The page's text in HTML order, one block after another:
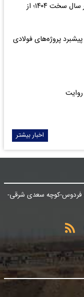
اتمام پروژه‌های راهبردی فولاد مبارکه در سال سخت ۱۴۰۴؛ از
پروژه‌های فولادی
اخبار بیشتر
فردوس-کوچه سعدی شرقی-